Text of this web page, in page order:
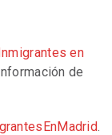
en
de
.